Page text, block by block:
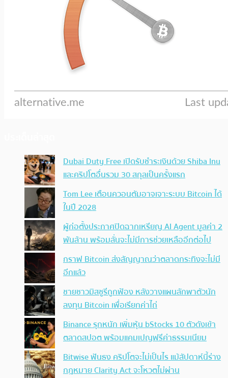
Dubai Duty Free เปิดรับชำระเงินด้วย Shiba Inu
และคริปโตอื่นรวม 30 สกุลเป็นครั้งแรก
Tom Lee เตือนควอนตัมอาจเจาะระบบ Bitcoin ได้
ในปี 2028
ผู้ก่อตั้งประกาศปิดฉากเหรียญ AI Agent มูลค่า 2
พันล้าน พร้อมลั่นจะไม่มีการช่วยเหลืออีกต่อไป
กราฟ Bitcoin ส่งสัญญาณว่าตลาดกระทิงจะไม่มี
อีกแล้ว
ชายชาวมิสซูรีถูกฟ้อง หลังวางแผนลักพาตัวนัก
ลงทุน Bitcoin เพื่อเรียกค่าไถ่
Binance รุกหนัก เพิ่มหุ้น bStocks 10 ตัวดังเข้า
ตลาดสปอต พร้อมแคมเปญฟรีค่าธรรมเนียม
Bitwise ฟันธง คริปโตจะไม่เป็นไร แม้สัปดาห์นี้ร่าง
กฎหมาย Clarity Act จะโหวตไม่ผ่าน